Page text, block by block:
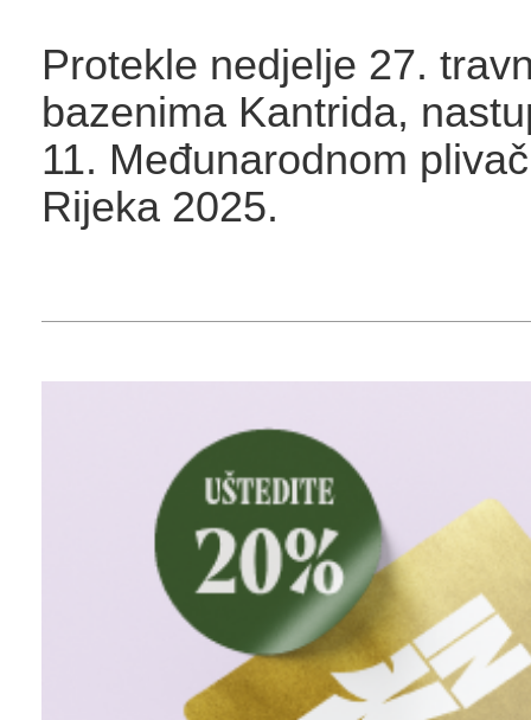
Protekle nedjelje 27.
bazenima Kantrida,
11. Međunarodnom
Rijeka 2025.